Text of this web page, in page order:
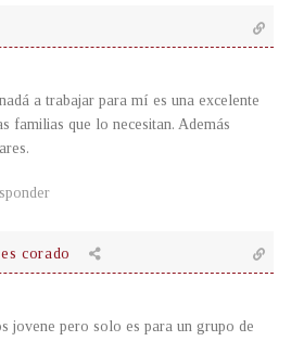
a trabajar para mí es una excelente
familias que lo necesitan. Además
corado
jovene pero solo es para un grupo de